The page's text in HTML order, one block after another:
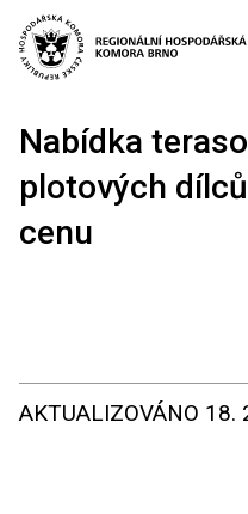
Nabídka
plotových
cenu
AKTUALIZOVÁNO 18.